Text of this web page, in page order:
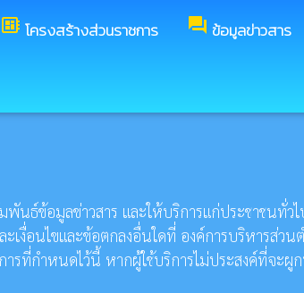
developer_board โครงสร้างส่วนราชการ forum ข้อมูลข่าวสาร
ข้อมูลข่าวสาร และให้บริการแก่ประชาชนทั่วไ
ะเงื่อนไขและข้อตกลงอื่นใดที่ องค์การบริหารส่
รที่กำหนดไว้นี้ หากผู้ใช้บริการไม่ประสงค์ที่จะ